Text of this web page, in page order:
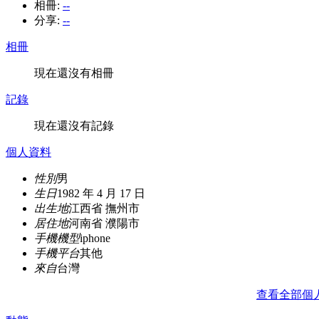
相冊: --
分享: --
相冊
現在還沒有相冊
記錄
現在還沒有記錄
個人資料
性別男
生日1982 年 4 月 17 日
出生地江西省 撫州市
居住地河南省 濮陽市
手機機型iphone
手機平台其他
來自台灣
查看全部個